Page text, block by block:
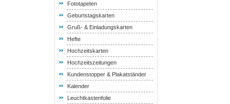
Fototapeten
Geburtstagskarten
Gruß- & Einladungskarten
Hefte
Hochzeitskarten
Hochzeitszeitungen
Kundenstopper & Plakatständer
Kalender
Leuchtkastenfolie